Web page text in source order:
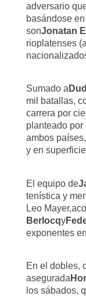
adversario
basándose
sonJonatan
rioplatenses
Sumado a
mil batallas,
carrera por
planteado por
ambos
y en
El equipo de
tenística y
Leo
Berlocqy
exponentes
En el dobles,
asegurada
los sábados,